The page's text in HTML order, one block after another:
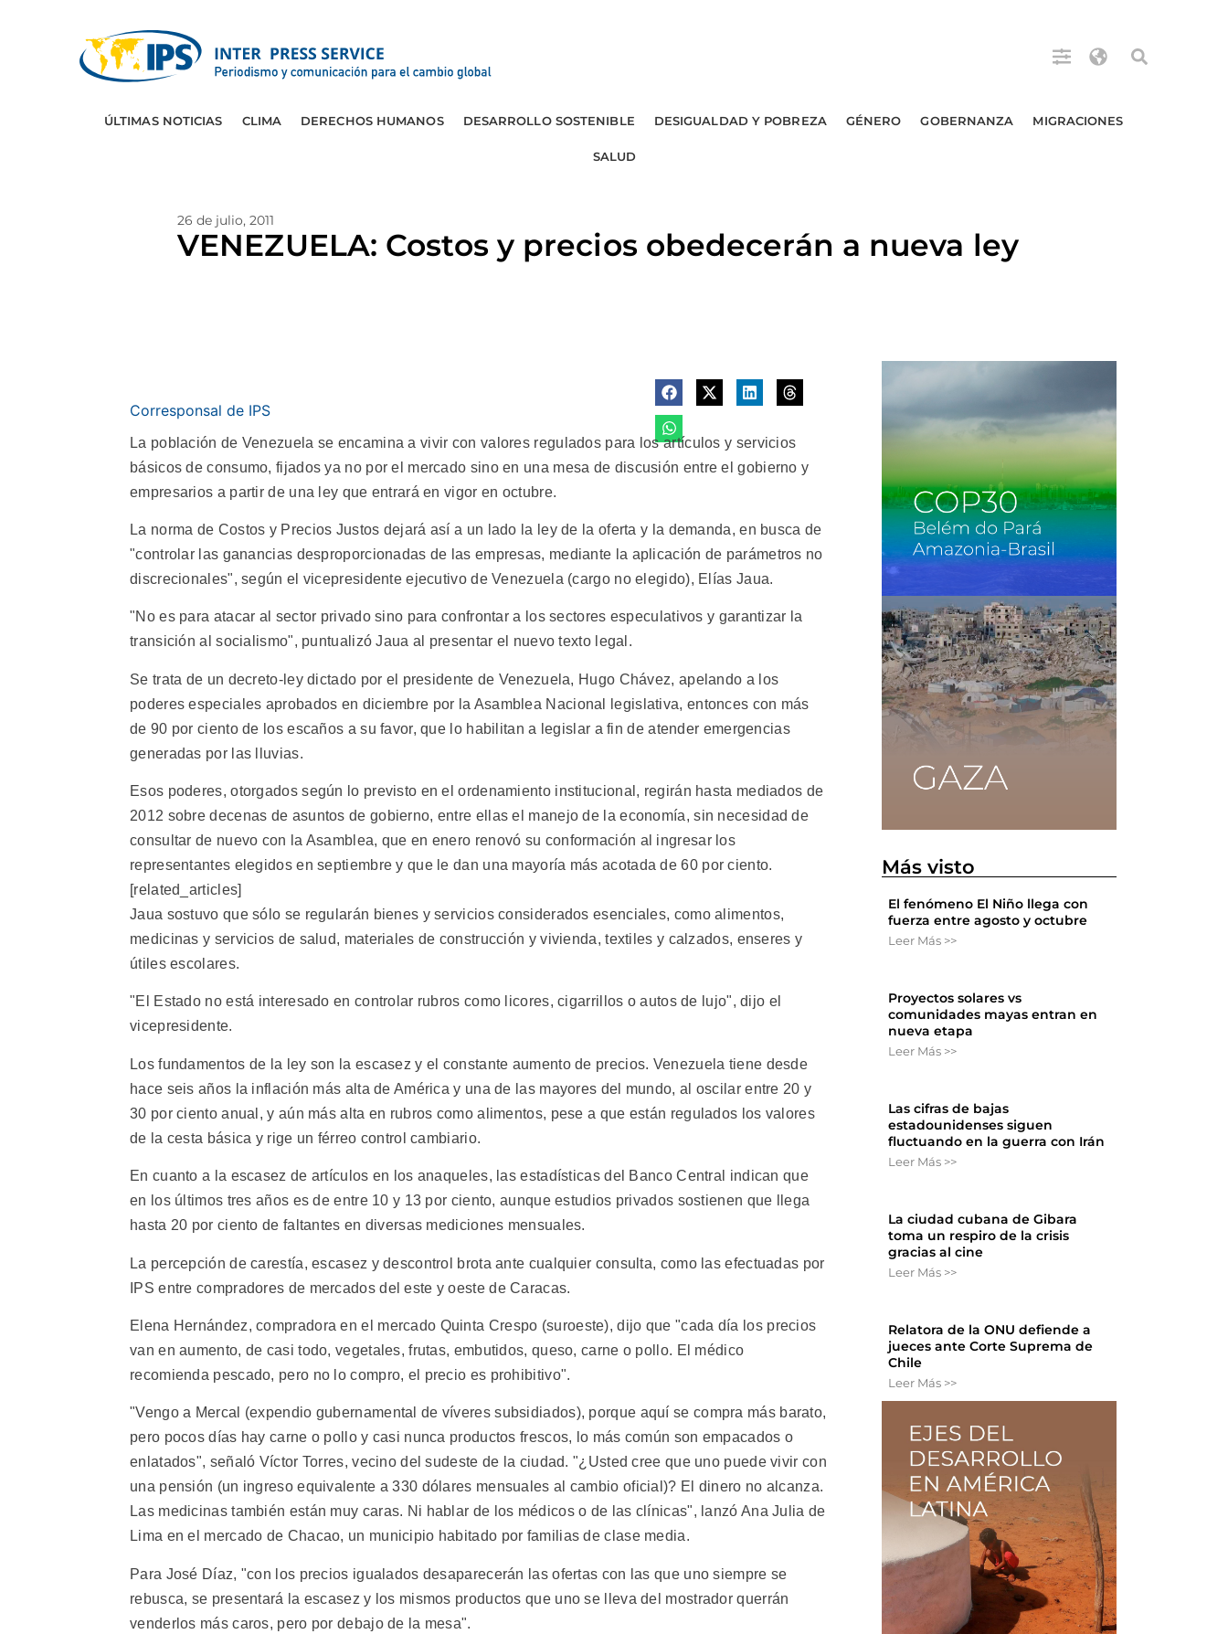
ÚLTIMAS NOTICIAS CLIMA DERECHOS HUMANOS DESARROLLO SOSTENIBLE DESIGUALDAD Y POBREZA GÉNERO GOBERNANZA MIGRACIONES
SALUD
26 de julio, 2011
VENEZUELA: Costos y precios obedecerán a nueva ley
Corresponsal de IPS
La población de Venezuela se encamina a vivir con valores regulados para los artículos y servicios
básicos de consumo, fijados ya no por el mercado sino en una mesa de discusión entre el gobierno y
empresarios a partir de una ley que entrará en vigor en octubre.
La norma de Costos y Precios Justos dejará así a un lado la ley de la oferta y la demanda, en busca de
"controlar las ganancias desproporcionadas de las empresas, mediante la aplicación de parámetros no
discrecionales", según el vicepresidente ejecutivo de Venezuela (cargo no elegido), Elías Jaua.
"No es para atacar al sector privado sino para confrontar a los sectores especulativos y garantizar la
transición al socialismo", puntualizó Jaua al presentar el nuevo texto legal.
Se trata de un decreto-ley dictado por el presidente de Venezuela, Hugo Chávez, apelando a los
poderes especiales aprobados en diciembre por la Asamblea Nacional legislativa, entonces con más
de 90 por ciento de los escaños a su favor, que lo habilitan a legislar a fin de atender emergencias
generadas por las lluvias.
Esos poderes, otorgados según lo previsto en el ordenamiento institucional, regirán hasta mediados de
2012 sobre decenas de asuntos de gobierno, entre ellas el manejo de la economía, sin necesidad de
consultar de nuevo con la Asamblea, que en enero renovó su conformación al ingresar los
representantes elegidos en septiembre y que le dan una mayoría más acotada de 60 por ciento.
[related_articles]
Jaua sostuvo que sólo se regularán bienes y servicios considerados esenciales, como alimentos,
medicinas y servicios de salud, materiales de construcción y vivienda, textiles y calzados, enseres y
útiles escolares.
"El Estado no está interesado en controlar rubros como licores, cigarrillos o autos de lujo", dijo el
vicepresidente.
Los fundamentos de la ley son la escasez y el constante aumento de precios. Venezuela tiene desde
hace seis años la inflación más alta de América y una de las mayores del mundo, al oscilar entre 20 y
30 por ciento anual, y aún más alta en rubros como alimentos, pese a que están regulados los valores
de la cesta básica y rige un férreo control cambiario.
En cuanto a la escasez de artículos en los anaqueles, las estadísticas del Banco Central indican que
en los últimos tres años es de entre 10 y 13 por ciento, aunque estudios privados sostienen que llega
hasta 20 por ciento de faltantes en diversas mediciones mensuales.
La percepción de carestía, escasez y descontrol brota ante cualquier consulta, como las efectuadas por
IPS entre compradores de mercados del este y oeste de Caracas.
Elena Hernández, compradora en el mercado Quinta Crespo (suroeste), dijo que "cada día los precios
van en aumento, de casi todo, vegetales, frutas, embutidos, queso, carne o pollo. El médico
recomienda pescado, pero no lo compro, el precio es prohibitivo".
"Vengo a Mercal (expendio gubernamental de víveres subsidiados), porque aquí se compra más barato,
pero pocos días hay carne o pollo y casi nunca productos frescos, lo más común son empacados o
enlatados", señaló Víctor Torres, vecino del sudeste de la ciudad. "¿Usted cree que uno puede vivir con
una pensión (un ingreso equivalente a 330 dólares mensuales al cambio oficial)? El dinero no alcanza.
Las medicinas también están muy caras. Ni hablar de los médicos o de las clínicas", lanzó Ana Julia de
Lima en el mercado de Chacao, un municipio habitado por familias de clase media.
Para José Díaz, "con los precios igualados desaparecerán las ofertas con las que uno siempre se
rebusca, se presentará la escasez y los mismos productos que uno se lleva del mostrador querrán
venderlos más caros, pero por debajo de la mesa".
Más visto
El fenómeno El Niño llega con
fuerza entre agosto y octubre
Leer Más >>
Proyectos solares vs
comunidades mayas entran en
nueva etapa
Leer Más >>
Las cifras de bajas
estadounidenses siguen
fluctuando en la guerra con Irán
Leer Más >>
La ciudad cubana de Gibara
toma un respiro de la crisis
gracias al cine
Leer Más >>
Relatora de la ONU defiende a
jueces ante Corte Suprema de
Chile
Leer Más >>